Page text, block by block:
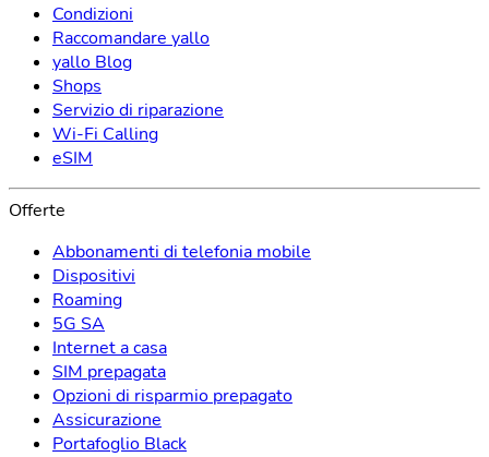
Condizioni
Raccomandare yallo
yallo Blog
Shops
Servizio di riparazione
Wi-Fi Calling
eSIM
Offerte
Abbonamenti di telefonia mobile
Dispositivi
Roaming
5G SA
Internet a casa
SIM prepagata
Opzioni di risparmio prepagato
Assicurazione
Portafoglio Black